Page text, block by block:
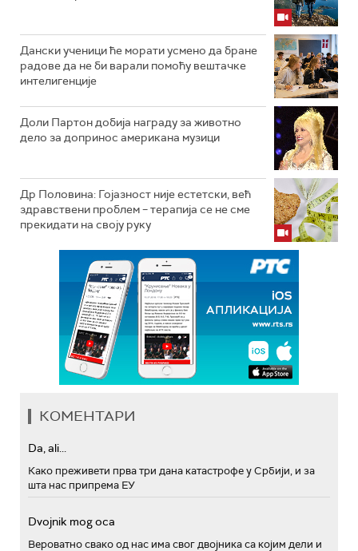
Дански ученици ће морати усмено да бране
радове да не би варали помоћу вештачке
интелигенције
Доли Партон добија награду за животно
дело за допринос американа музици
Др Половина: Гојазност није естетски, већ
здравствени проблем – терапија се не сме
прекидати на своју руку
КОМЕНТАРИ
Da, ali...
Како преживети прва три дана катастрофе у Србији, и за
шта нас припрема ЕУ
Dvojnik mog oca
Вероватно свако од нас има свог двојника са којим дели и